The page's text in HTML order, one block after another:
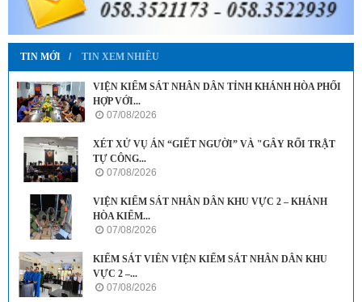
TIN MỚI TIN XEM NHIỀU
VIỆN KIỂM SÁT NHÂN DÂN TỈNH KHÁNH HÒA PHỐI
HỢP VỚI...
07/08/2026
XÉT XỬ VỤ ÁN “GIẾT NGƯỜI” VÀ "GÂY RỐI TRẬT
TỰ CÔNG...
07/08/2026
VIỆN KIỂM SÁT NHÂN DÂN KHU VỰC 2 – KHÁNH
HÒA KIỂM...
07/08/2026
KIỂM SÁT VIÊN VIỆN KIỂM SÁT NHÂN DÂN KHU
VỰC 2 –...
07/08/2026